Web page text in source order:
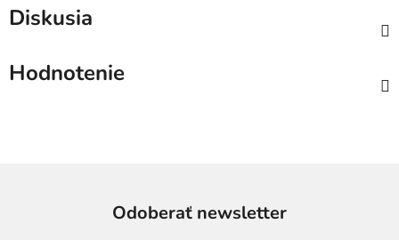
Diskusia
Hodnotenie
Odoberať newsletter